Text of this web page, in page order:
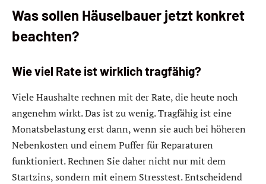
Was sollen Häuselbauer jetzt konkret
beachten?
Wie viel Rate ist wirklich tragfähig?
Viele Haushalte rechnen mit der Rate, die heute noch
angenehm wirkt. Das ist zu wenig. Tragfähig ist eine
Monatsbelastung erst dann, wenn sie auch bei höheren
Nebenkosten und einem Puffer für Reparaturen
funktioniert. Rechnen Sie daher nicht nur mit dem
Startzins, sondern mit einem Stresstest. Entscheidend